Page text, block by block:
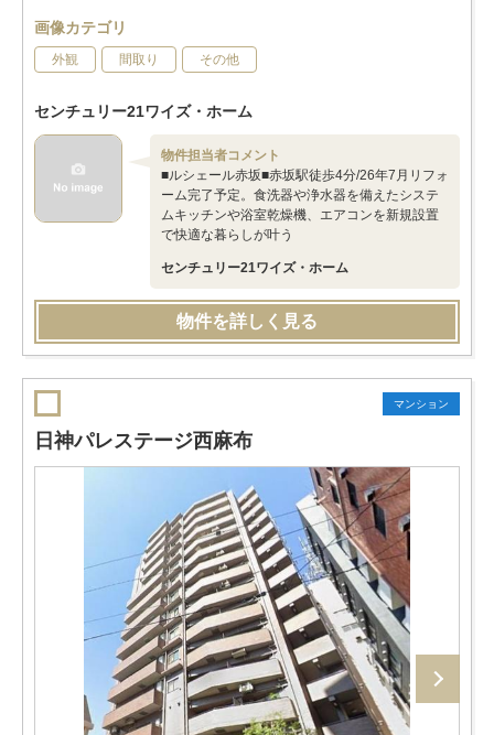
画像カテゴリ
外観 間取り その他
センチュリー21ワイズ・ホーム
物件担当者コメント
■ルシェール赤坂■赤坂駅徒歩4分/26年7月リフォ
ーム完了予定。食洗器や浄水器を備えたシステ
ムキッチンや浴室乾燥機、エアコンを新規設置
で快適な暮らしが叶う
センチュリー21ワイズ・ホーム
物件を詳しく見る
マンション
日神パレステージ西麻布